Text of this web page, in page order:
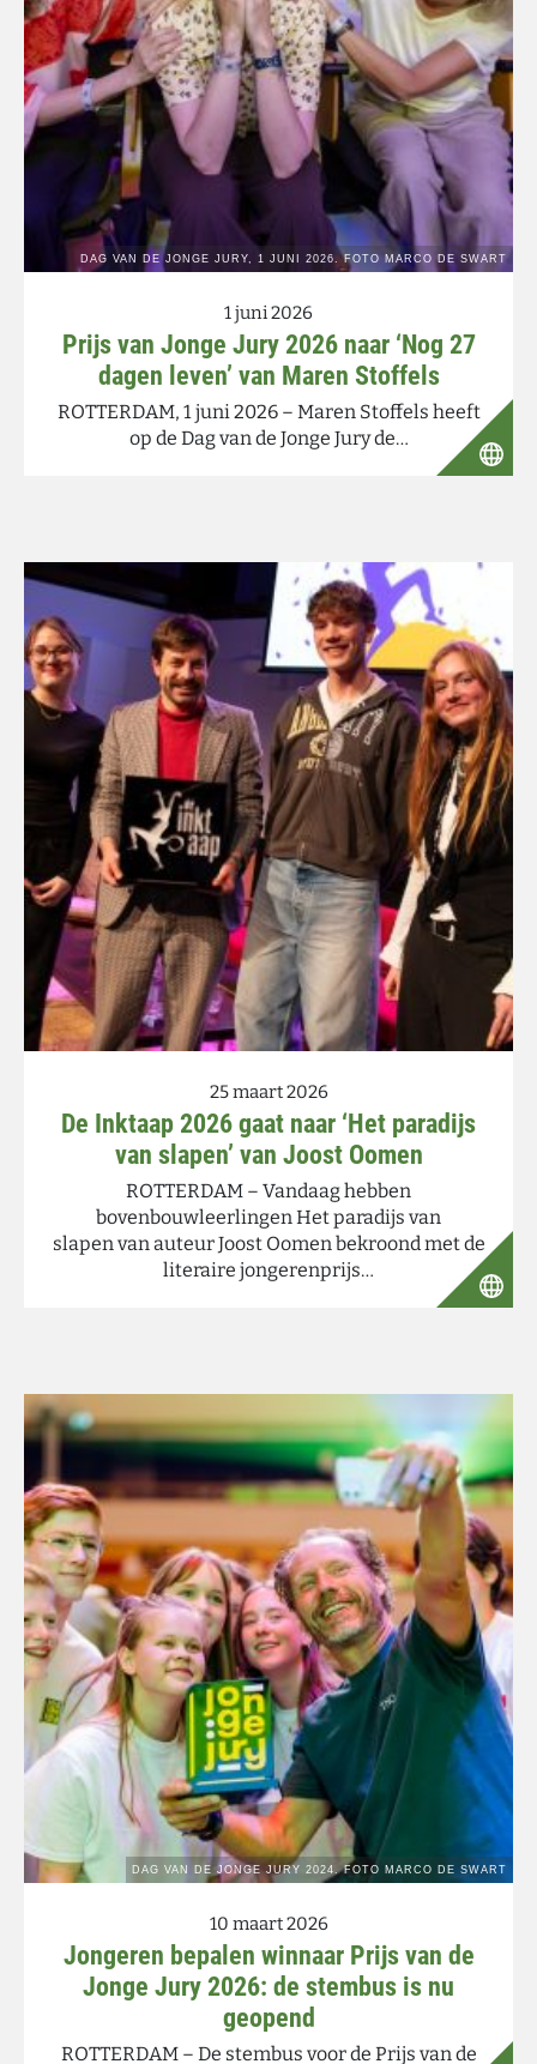
1 juni 2026
Prijs van Jonge Jury 2026 naar ‘Nog 27
dagen leven’ van Maren Stoffels
ROTTERDAM, 1 juni 2026 – Maren Stoffels heeft
op de Dag van de Jonge Jury de…
25 maart 2026
De Inktaap 2026 gaat naar ‘Het paradijs
van slapen’ van Joost Oomen
ROTTERDAM – Vandaag hebben
bovenbouwleerlingen Het paradijs van
slapen van auteur Joost Oomen bekroond met de
literaire jongerenprijs…
10 maart 2026
Jongeren bepalen winnaar Prijs van de
Jonge Jury 2026: de stembus is nu
geopend
ROTTERDAM – De stembus voor de Prijs van de